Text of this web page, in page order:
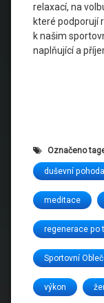
relaxací, na
které podporují
k našim
naplňující a
Označeno
duševní pohoda
meditace
regenerace po
Sportovní
výkon